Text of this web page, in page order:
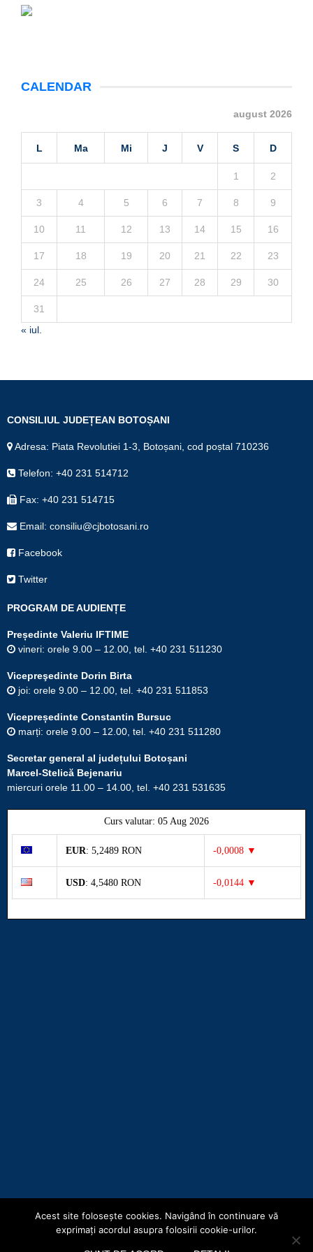
CALENDAR
august 2026
L Ma Mi J V S D
1 2
3 4 5 6 7 8 9
10 11 12 13 14 15 16
17 18 19 20 21 22 23
24 25 26 27 28 29 30
31
« iul.
CONSILIUL JUDEȚEAN BOTOȘANI
Adresa: Piata Revolutiei 1-3, Botoșani, cod poștal 710236
Telefon: +40 231 514712
Fax: +40 231 514715
Email: consiliu@cjbotosani.ro
Facebook
Twitter
PROGRAM DE AUDIENȚE
Președinte Valeriu IFTIME
vineri: orele 9.00 – 12.00, tel. +40 231 511230
Vicepreşedinte Dorin Birta
joi: orele 9.00 – 12.00, tel. +40 231 511853
Vicepreședinte Constantin Bursuc
marți: orele 9.00 – 12.00, tel. +40 231 511280
Secretar general al județului Botoșani
Marcel-Stelică Bejenariu
miercuri orele 11.00 – 14.00, tel. +40 231 531635
Curs valutar: 05 Aug 2026
EUR: 5,2489 RON -0,0008 ▼
USD: 4,5480 RON -0,0144 ▼
Copyright © Consiliul Județean Botoșani 2019
Hartă site Termeni și Condiții Politica de confidențialitate
Acest site foloseşte cookies. Navigând în continuare vă
exprimaţi acordul asupra folosirii cookie-urilor.